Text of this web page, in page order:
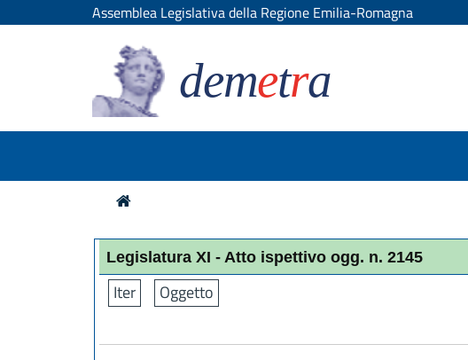
Assemblea Legislativa della Regione Emilia-Romagna
demetra
Legislatura XI - Atto ispettivo ogg. n. 2145
Iter Oggetto